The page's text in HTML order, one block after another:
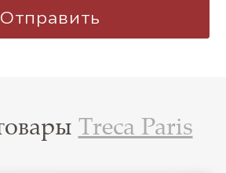
Treca Paris